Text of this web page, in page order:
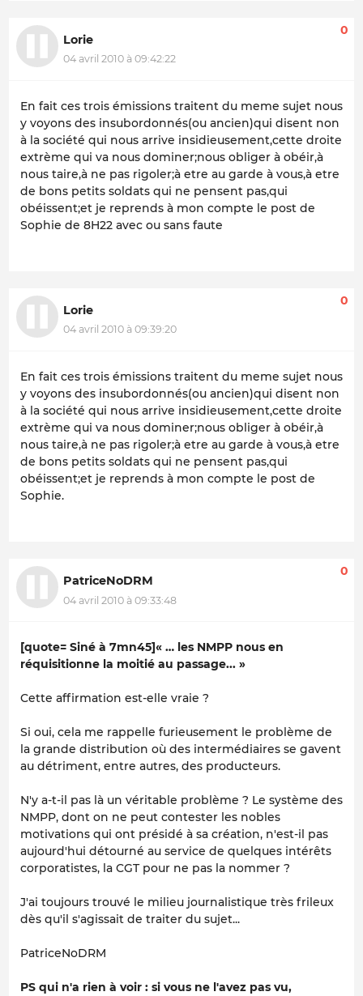
Lorie
04 avril 2010 à 09:42:22
0
En fait ces trois émissions traitent du meme sujet nous
y voyons des insubordonnés(ou ancien)qui disent non
à la société qui nous arrive insidieusement,cette droite
extrème qui va nous dominer;nous obliger à obéir,à
nous taire,à ne pas rigoler;à etre au garde à vous,à etre
de bons petits soldats qui ne pensent pas,qui
obéissent;et je reprends à mon compte le post de
Sophie de 8H22 avec ou sans faute
Lorie
04 avril 2010 à 09:39:20
0
En fait ces trois émissions traitent du meme sujet nous
y voyons des insubordonnés(ou ancien)qui disent non
à la société qui nous arrive insidieusement,cette droite
extrème qui va nous dominer;nous obliger à obéir,à
nous taire,à ne pas rigoler;à etre au garde à vous,à etre
de bons petits soldats qui ne pensent pas,qui
obéissent;et je reprends à mon compte le post de
Sophie.
PatriceNoDRM
04 avril 2010 à 09:33:48
0
[quote= Siné à 7mn45]« … les NMPP nous en
réquisitionne la moitié au passage... »
Cette affirmation est-elle vraie ?
Si oui, cela me rappelle furieusement le problème de
la grande distribution où des intermédiaires se gavent
au détriment, entre autres, des producteurs.
N'y a-t-il pas là un véritable problème ? Le système des
NMPP, dont on ne peut contester les nobles
motivations qui ont présidé à sa création, n'est-il pas
aujourd'hui détourné au service de quelques intérêts
corporatistes, la CGT pour ne pas la nommer ?
J'ai toujours trouvé le milieu journalistique très frileux
dès qu'il s'agissait de traiter du sujet...
PatriceNoDRM
PS qui n'a rien à voir : si vous ne l'avez pas vu,